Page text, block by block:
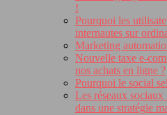
!
Pourquoi les
internautes sur
Marketing
Nouvelle taxe e-
nos achats en ligne ?
Pourquoi le social
Les réseaux
dans une stratégie